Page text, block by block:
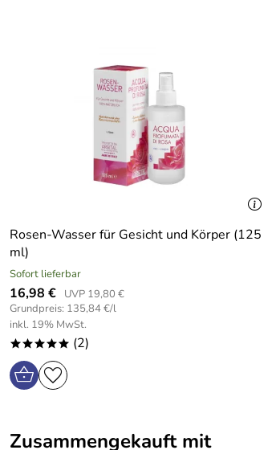
Rosen-Wasser für Gesicht und Körper (125
ml)
Sofort lieferbar
16,98 €
UVP 19,80 €
Grundpreis: 135,84 €/l
inkl. 19% MwSt.
***** (2)
Zusammengekauft mit